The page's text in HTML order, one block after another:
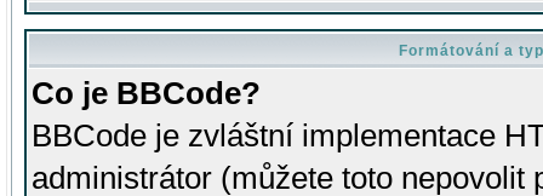
Formátování a
Co je BBCode?
BBCode je zvláštní implementace
administrátor (můžete toto